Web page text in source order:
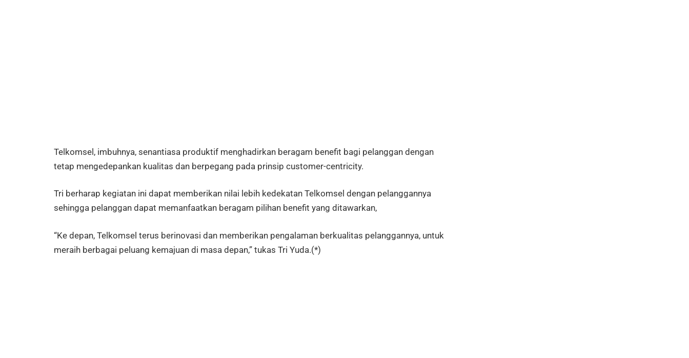
Telkomsel, imbuhnya, senantiasa produktif menghadirkan beragam benefit bagi pelanggan dengan
tetap mengedepankan kualitas dan berpegang pada prinsip customer-centricity.
Tri berharap kegiatan ini dapat memberikan nilai lebih kedekatan Telkomsel dengan pelanggannya
sehingga pelanggan dapat memanfaatkan beragam pilihan benefit yang ditawarkan,
“Ke depan, Telkomsel terus berinovasi dan memberikan pengalaman berkualitas pelanggannya, untuk
meraih berbagai peluang kemajuan di masa depan,” tukas Tri Yuda.(*)